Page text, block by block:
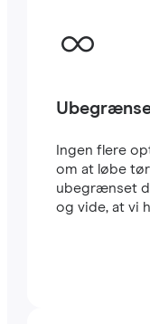
Scan den
Ingen flere
om at løbe
ubegrænset
og vide, at vi